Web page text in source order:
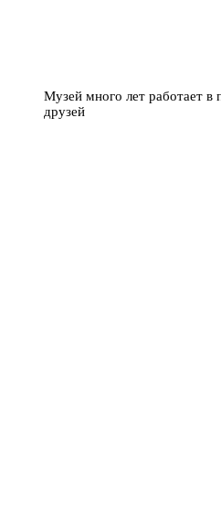
Музей много лет работает в
друзей